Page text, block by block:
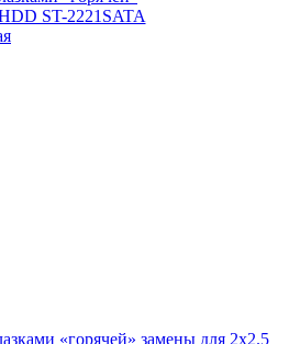
«горячей» замены для 2х2.5